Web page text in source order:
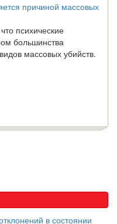
причиной массовых
психические
большинства
массовых убийств.
в состоянии